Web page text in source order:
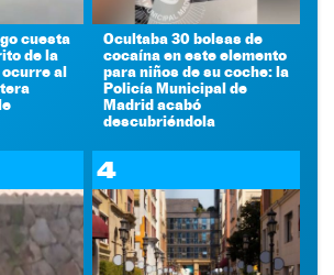
cuesta
de la
ocurre al
Ocultaba 30 bolsas de
cocaína en este elemento
para niños de su coche: la
Policía Municipal de
Madrid acabó
descubriéndola
4